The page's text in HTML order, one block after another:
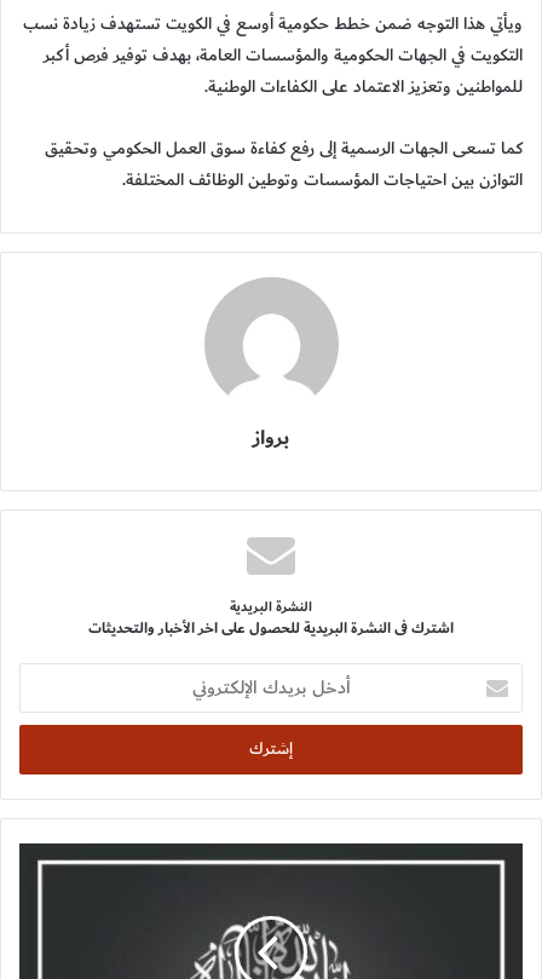
ويأتي هذا التوجه ضمن خطط حكومية أوسع في الكويت تستهدف زيادة نسب
التكويت في الجهات الحكومية والمؤسسات العامة، بهدف توفير فرص أكبر
للمواطنين وتعزيز الاعتماد على الكفاءات الوطنية.
كما تسعى الجهات الرسمية إلى رفع كفاءة سوق العمل الحكومي وتحقيق
التوازن بين احتياجات المؤسسات وتوطين الوظائف المختلفة.
برواز
النشرة البريدية
اشترك فى النشرة البريدية للحصول على اخر الأخبار والتحديثات
أدخل
بريدك
الإلكتروني